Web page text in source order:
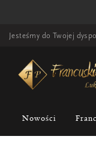
Jesteśmy do Twojej
Nowości